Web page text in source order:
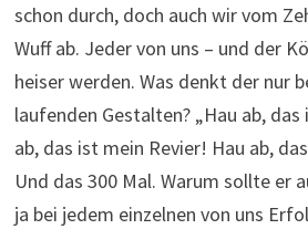
schon durch, doch auch wir vom
Wuff ab. Jeder von uns – und der
heiser werden. Was denkt der nur
laufenden Gestalten? „Hau ab,
ab, das ist mein Revier! Hau ab,
Und das 300 Mal. Warum sollte er
ja bei jedem einzelnen von uns